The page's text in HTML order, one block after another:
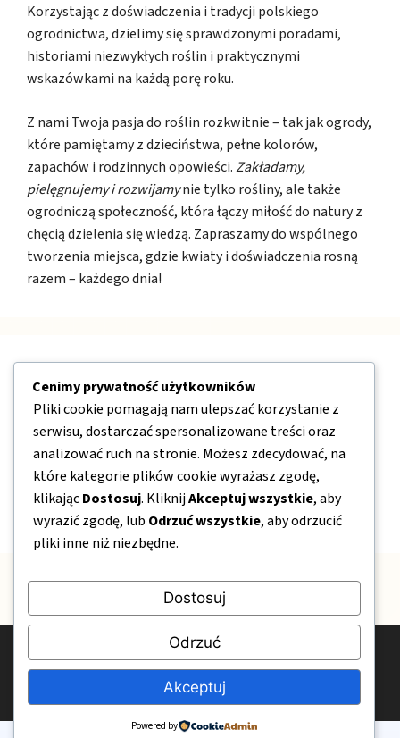
Korzystając z doświadczenia i tradycji polskiego
ogrodnictwa, dzielimy się sprawdzonymi poradami,
historiami niezwykłych roślin i praktycznymi
wskazówkami na każdą porę roku.
Z nami Twoja pasja do roślin rozkwitnie – tak jak ogrody,
które pamiętamy z dzieciństwa, pełne kolorów,
zapachów i rodzinnych opowieści.Zakładamy,
pielęgnujemy i rozwijamynie tylko rośliny, ale także
ogrodniczą społeczność, która łączy miłość do natury z
chęcią dzielenia się wiedzą. Zapraszamy do wspólnego
tworzenia miejsca, gdzie kwiaty i doświadczenia rosną
razem – każdego dnia!
O nas
Kontakt
Mapa strony
Polityka prywatności
© 2026 OgrodPelenKwiatow.pl
Polityka prywatnościKontakt
Cenimy prywatność użytkowników
Pliki cookie pomagają nam ulepszać korzystanie z
serwisu, dostarczać spersonalizowane treści oraz
analizować ruch na stronie. Możesz zdecydować, na
które kategorie plików cookie wyrażasz zgodę,
klikającDostosuj. KliknijAkceptuj wszystkie, aby
wyrazić zgodę, lub Odrzuć wszystkie, aby odrzucić
pliki inne niż niezbędne.
Dostosuj
Odrzuć
Akceptuj
Powered by